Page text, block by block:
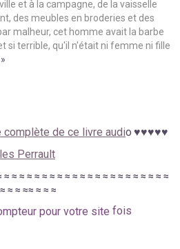
et à la campagne, de la vaisselle
des meubles en broderies et des
malheur, cet homme avait la barbe
si terrible, qu'il n'était ni femme ni fille
»
complète de ce livre audio ♥♥♥♥♥
Perrault
≈ ≈ ≈ ≈ ≈ ≈ ≈ ≈ ≈ ≈ ≈ ≈ ≈ ≈ ≈ ≈ ≈ ≈ ≈ ≈ ≈ ≈
≈ ≈ ≈ ≈≈ ≈ ≈ ≈
fois